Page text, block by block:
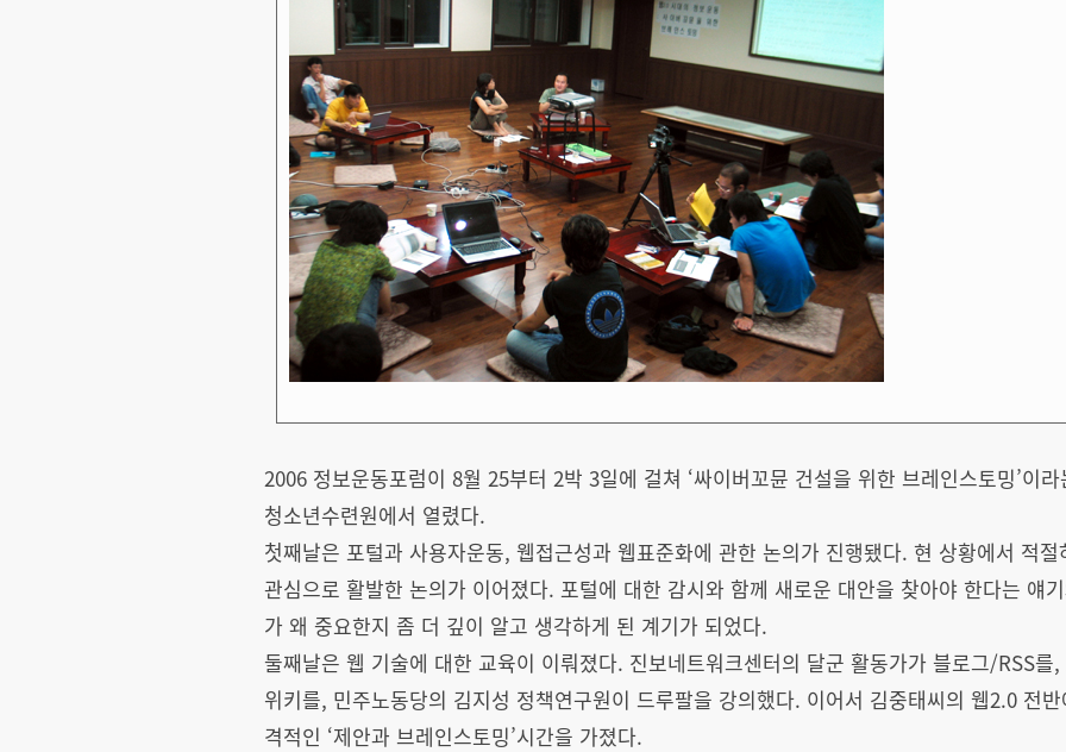
2006 정보운동포럼이 8월 25부터 2박 3일에 걸쳐 ‘싸이버꼬뮨 건설을 위한 브레인스토밍’이
청소년수련원에서 열렸다.
첫째날은 포털과 사용자운동, 웹접근성과 웹표준화에 관한 논의가 진행됐다. 현 상황에서 적
관심으로 활발한 논의가 이어졌다. 포털에 대한 감시와 함께 새로운 대안을 찾아야 한다는 얘
가 왜 중요한지 좀 더 깊이 알고 생각하게 된 계기가 되었다.
둘째날은 웹 기술에 대한 교육이 이뤄졌다. 진보네트워크센터의 달군 활동가가 블로그/RSS를
위키를, 민주노동당의 김지성 정책연구원이 드루팔을 강의했다. 이어서 김중태씨의 웹2.0 전
격적인 ‘제안과 브레인스토밍’시간을 가졌다.